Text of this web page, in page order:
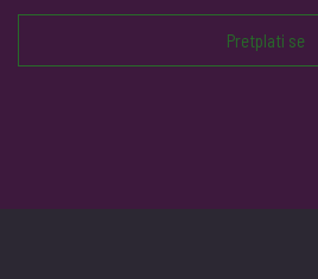
Pretplati se